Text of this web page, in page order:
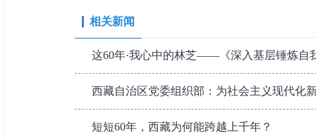
相关新闻
这60年·我心中的林芝——《深入基层锤炼自
西藏自治区党委组织部：为社会主义现代化
短短60年，西藏为何能跨越上千年？